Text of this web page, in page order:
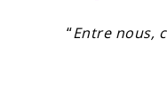
“Entre nous,